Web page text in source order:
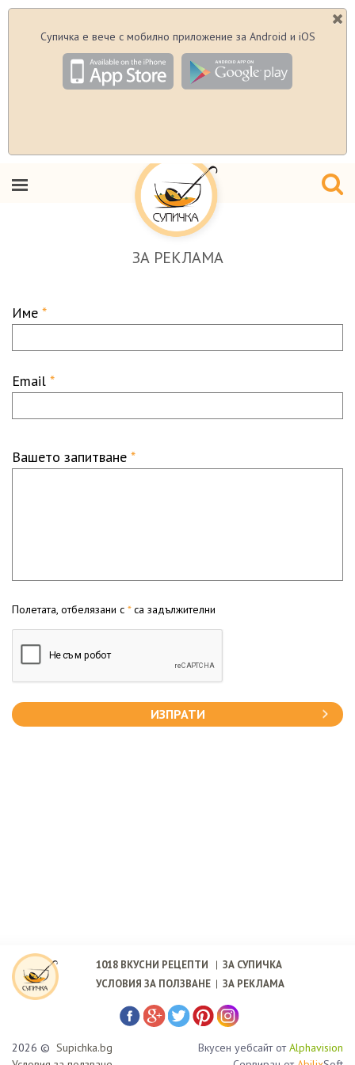
Супичка е вече с мобилно приложение за Android и iOS
ЗА РЕКЛАМА
Име *
Email *
Вашето запитване *
Полетата, отбелязани с *са задължителни
ИЗПРАТИ
1018 ВКУСНИ РЕЦЕПТИ
УСЛОВИЯ ЗА ПОЛЗВАНЕ
ЗА СУПИЧКА
ЗА РЕКЛАМА
2026 © Supichka.bg
Вкусен уебсайт от Alphavision